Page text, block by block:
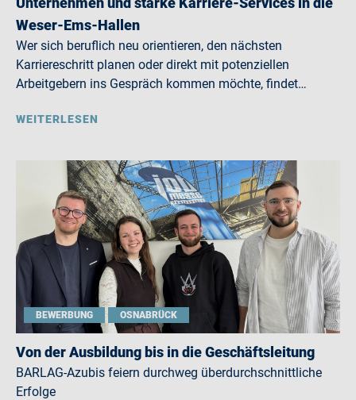
Weser-Ems-Hallen
Wer sich beruflich neu orientieren, den nächsten
Karriereschritt planen oder direkt mit potenziellen
Arbeitgebern ins Gespräch kommen möchte, findet…
WEITERLESEN
BEWERBUNG OSNABRÜCK
Von der Ausbildung bis in die Geschäftsleitung
BARLAG-Azubis feiern durchweg überdurchschnittliche
Erfolge